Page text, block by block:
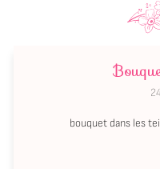
bouquet dans les